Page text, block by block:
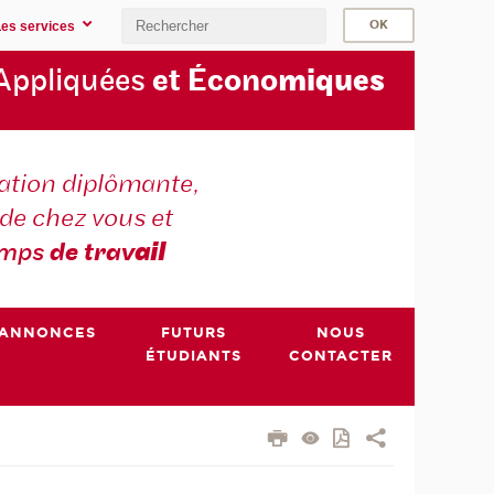
services
et Économiques
diplômante,
chez vous et
de travail
FUTURS
ÉTUDIANTS
NOUS
CONTACTER